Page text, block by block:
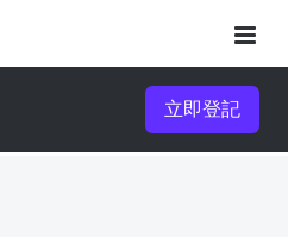
立即登記
片